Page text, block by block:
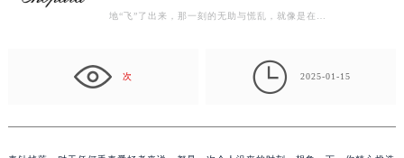
地“飞”了出来，那一刻的无助与慌乱，就像是在…
次  2025-01-15